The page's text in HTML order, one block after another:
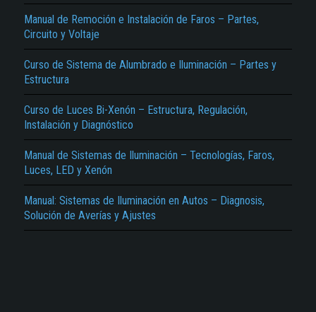
Manual de Remoción e Instalación de Faros – Partes,
Circuito y Voltaje
Curso de Sistema de Alumbrado e Iluminación – Partes y
Estructura
Curso de Luces Bi-Xenón – Estructura, Regulación,
Instalación y Diagnóstico
Manual de Sistemas de Iluminación – Tecnologías, Faros,
Luces, LED y Xenón
Manual: Sistemas de Iluminación en Autos – Diagnosis,
Solución de Averías y Ajustes
El Título es incorrecto según el contenido.
Texto o Imagen de portada son erróneos.
No carga o no se visualiza el contenido.